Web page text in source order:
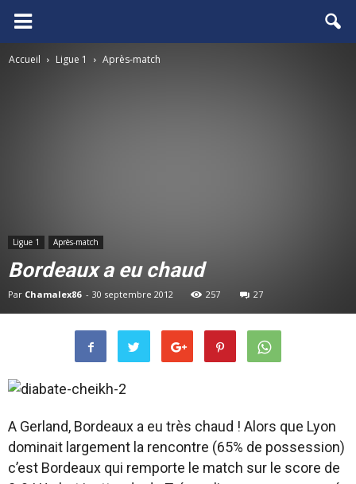
FCGB.net
Accueil Ligue 1 Après-match
Ligue 1 Après-match
Bordeaux a eu chaud
Par Chamalex86 - 30 septembre 2012 257 27
A Gerland, Bordeaux a eu très chaud ! Alors que Lyon
dominait largement la rencontre (65% de possession)
c’est Bordeaux qui remporte le match sur le score de